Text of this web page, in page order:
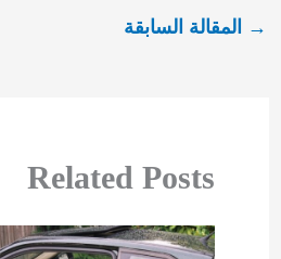
→ المقالة السابقة
Related Posts